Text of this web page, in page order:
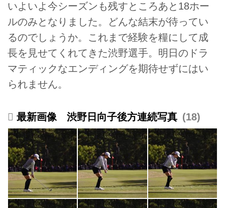
いよいよ今シーズンも残すところあと18ホー
ルのみとなりました。どんな結末が待ってい
るのでしょうか。これまで経験を糧にして成
長を見せてくれてきた渋野選手。明日のドラ
マティックなエンディングを期待せずにはい
られません。
最新画像 渋野日向子後方連続写真 18